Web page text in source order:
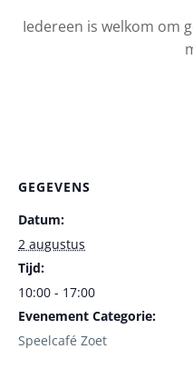
Iedereen is welkom om
GEGEVENS
Datum:
2 augustus
Tijd:
10:00 - 17:00
Evenement Categorie:
Speelcafé Zoet